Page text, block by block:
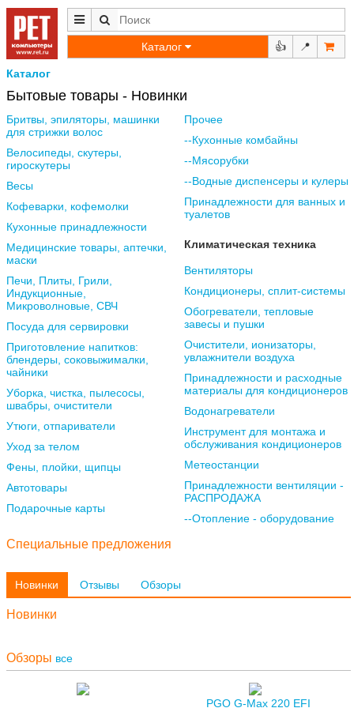
Каталог 👍 📍
Каталог
Бытовые товары - Новинки
Бритвы, эпиляторы, машинки
для стрижки волос
Велосипеды, скутеры,
гироскутеры
Весы
Кофеварки, кофемолки
Кухонные принадлежности
Медицинские товары, аптечки,
маски
Печи, Плиты, Грили,
Индукционные,
Микроволновые, СВЧ
Посуда для сервировки
Приготовление напитков:
блендеры, соковыжималки,
чайники
Уборка, чистка, пылесосы,
швабры, очистители
Утюги, отпариватели
Уход за телом
Фены, плойки, щипцы
Автотовары
Подарочные карты
Прочее
--Кухонные комбайны
--Мясорубки
--Водные диспенсеры и кулеры
Принадлежности для ванных и
туалетов
Климатическая техника
Вентиляторы
Кондиционеры, сплит-системы
Обогреватели, тепловые
завесы и пушки
Очистители, ионизаторы,
увлажнители воздуха
Принадлежности и расходные
материалы для кондиционеров
Водонагреватели
Инструмент для монтажа и
обслуживания кондиционеров
Метеостанции
Принадлежности вентиляции -
РАСПРОДАЖА
--Отопление - оборудование
Специальные предложения
Новинки Отзывы Обзоры
Новинки
Обзоры все
PGO G-Max 220 EFI